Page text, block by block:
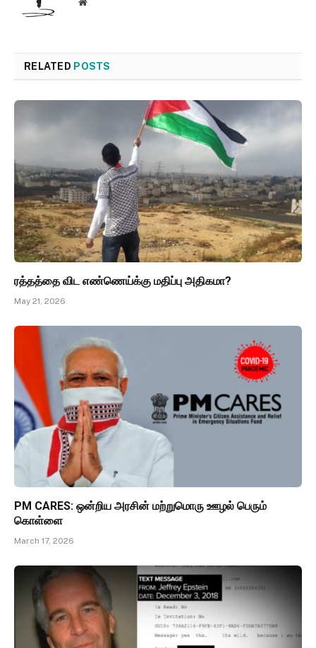
RELATED POSTS
ரத்தத்தை விட எண்ணெய்க்கு மதிப்பு அதிகமா?
May 21, 2026
PM CARES: ஒன்றிய அரசின் மற்றுமொரு ஊழல் பெரும்
கொள்ளை
March 17, 2026